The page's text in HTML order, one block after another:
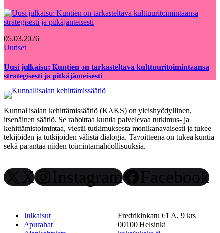
05.03.2026
Uutiset
Uusi julkaisu: Kuntien on tarkasteltava kulttuuritoimintaansa
strategisesti ja pitkäjänteisesti
Kunnallisalan kehittämissäätiö (KAKS) on yleishyödyllinen,
itsenäinen säätiö. Se rahoittaa kuntia palvelevaa tutkimus- ja
kehittämistoimintaa, viestii tutkimuksesta monikanavaisesti ja tukee
tekijöiden ja tutkijoiden välistä dialogia. Tavoitteena on tukea kuntia
sekä parantaa niiden toimintamahdollisuuksia.
X Instagram Facebook
Julkaisut
Apurahat
Fredrikinkatu 61 A, 9 krs
00100 Helsinki